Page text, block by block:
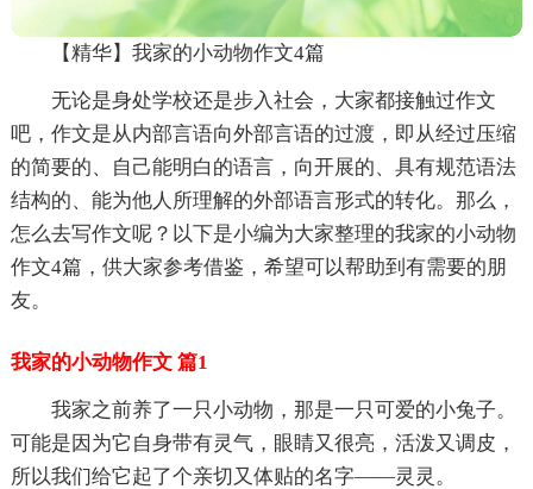
【精华】我家的小动物作文4篇
无论是身处学校还是步入社会，大家都接触过作文
吧，作文是从内部言语向外部言语的过渡，即从经过压缩
的简要的、自己能明白的语言，向开展的、具有规范语法
结构的、能为他人所理解的外部语言形式的转化。那么，
怎么去写作文呢？以下是小编为大家整理的我家的小动物
作文4篇，供大家参考借鉴，希望可以帮助到有需要的朋
友。
我家的小动物作文 篇1
我家之前养了一只小动物，那是一只可爱的小兔子。
可能是因为它自身带有灵气，眼睛又很亮，活泼又调皮，
所以我们给它起了个亲切又体贴的名字——灵灵。